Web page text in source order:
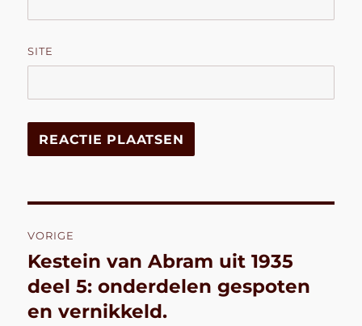
SITE
navigatie
VORIGE
Vorig
bericht:
Kestein van Abram uit 1935
deel 5: onderdelen gespoten
en vernikkeld.